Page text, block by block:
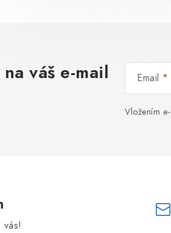
váš e-mail Email
Vložením